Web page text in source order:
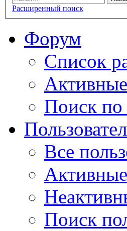
Расширенный поиск
Форум
Список
Поиск
Все
Активные
Поиск